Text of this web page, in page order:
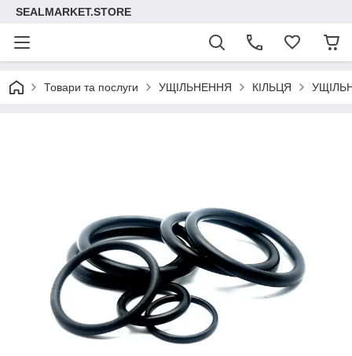
SEALMARKET.STORE
Товари та послуги УЩІЛЬНЕННЯ КІЛЬЦЯ